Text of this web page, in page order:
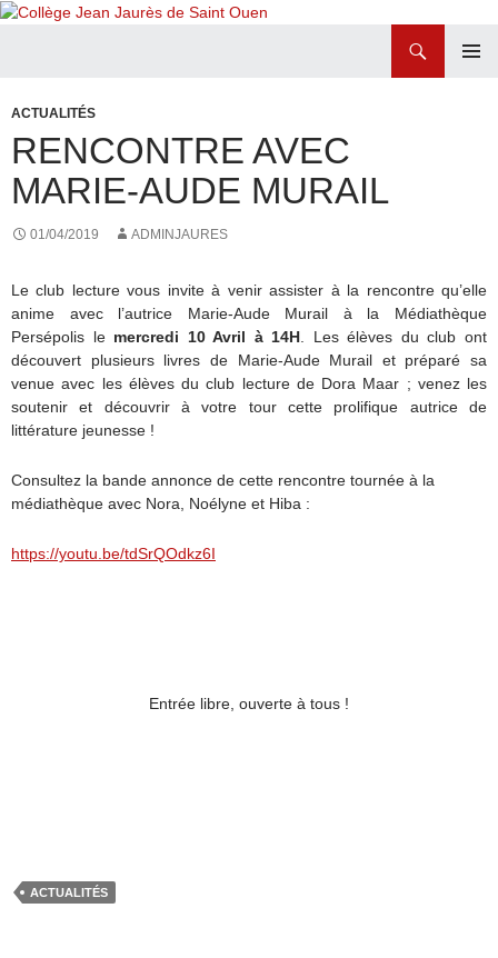
CONTENU
ACTUALITÉS
RENCONTRE AVEC
MARIE-AUDE MURAIL
01/04/2019 ADMINJAURES
Le club lecture vous invite à venir assister à la rencontre qu’elle
anime avec l’autrice Marie-Aude Murail à la Médiathèque
Persépolis le mercredi 10 Avril à 14H . Les élèves du club ont
découvert plusieurs livres de Marie-Aude Murail et préparé sa
venue avec les élèves du club lecture de Dora Maar ; venez les
soutenir et découvrir à votre tour cette prolifique autrice de
littérature jeunesse !
Consultez la bande annonce de cette rencontre tournée à la
médiathèque avec Nora, Noélyne et Hiba :
https://youtu.be/tdSrQOdkz6I
Entrée libre, ouverte à tous !
ACTUALITÉS